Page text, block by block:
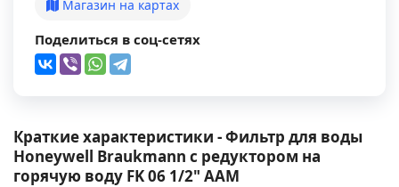
Магазин на картах
Поделиться в соц-сетях
Краткие характеристики - Фильтр для воды
Honeywell Braukmann с редуктором на
горячую воду FK 06 1/2" ААМ